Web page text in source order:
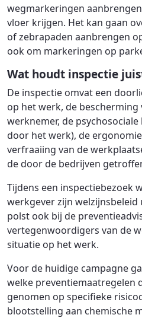
wegmarkeringen
vloer krijgen. Het kan gaan
of zebrapaden aanbrengen
ook om markeringen op
Wat houdt inspectie
De inspectie omvat een
op het werk, de
werknemer, de
door het werk), de
verfraaiing van de
de door de bedrijven
Tijdens een inspectiebezoek
werkgever zijn
polst ook bij de
vertegenwoordigers van de
situatie op het werk.
Voor de huidige campagne
welke preventiemaatregelen
genomen op specifieke
blootstelling aan chemische